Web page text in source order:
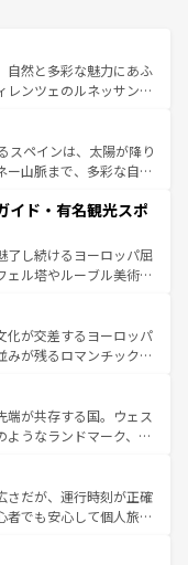
自然と多彩な魅力にあふ
レンツェのルネッサンス
やアマルフィ海岸の絶
観光の合間には、本場の
ア料理を堪能することも
ない旅をしてみよう！
スペインは、太陽が降り
ー山脈まで、多彩な自然
フラメンコ、熱気あふ
生活の一部となってい
雰囲気や、バルセロナの
は古代ローマ遺跡や中世
なるスペインはその個
人を魅了する。 なお、新着のスペイン情報は コ
イド・有名観光スポ
了し続けるヨーロッパ屈
ェル塔やルーブル美術館
麗な宮殿、歴史的な大
な自然が、訪れる者を心
美食の国としても知ら
ンス、プロヴァンスの
な楽しみ方が可能だ。さ
溢れており、どの街角に
く異なる文化を体験で
ランス情報はコンテンツ一覧
化が交差するヨーロッパ
みが残るロマンチック街
飽きることがない。ベ
州のアルプスの絶景、そ
った風景は必見。ビール
なお、新着の
照してほしい。
端が共存する国。ウェス
ようなランドマーク、歴
、優雅なアフタヌーン
い英国パブ、サッカー観
験も豊富。イギリスを旅
さだが、運行時刻が正確
者でも安心して個人旅行
ならではのユニークな